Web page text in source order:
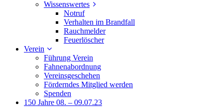
Wissenswertes
Notruf
Verhalten im Brandfall
Rauchmelder
Feuerlöscher
Verein
Führung Verein
Fahnenabordnung
Vereinsgeschehen
Förderndes Mitglied werden
Spenden
150 Jahre 08. – 09.07.23